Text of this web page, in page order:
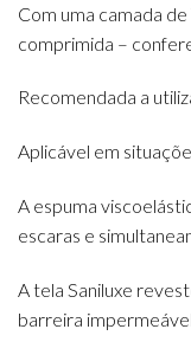
Com uma camada
comprimida –
Recomendada a
Aplicável em
A espuma
escaras e
A tela Saniluxe
barreira